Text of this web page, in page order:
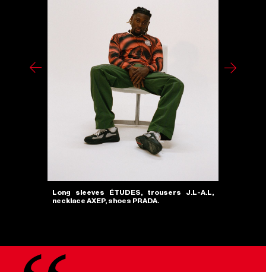
Long sleeves ÉTUDES, trousers J.L-A.L,
necklace AXEP, shoes PRADA.